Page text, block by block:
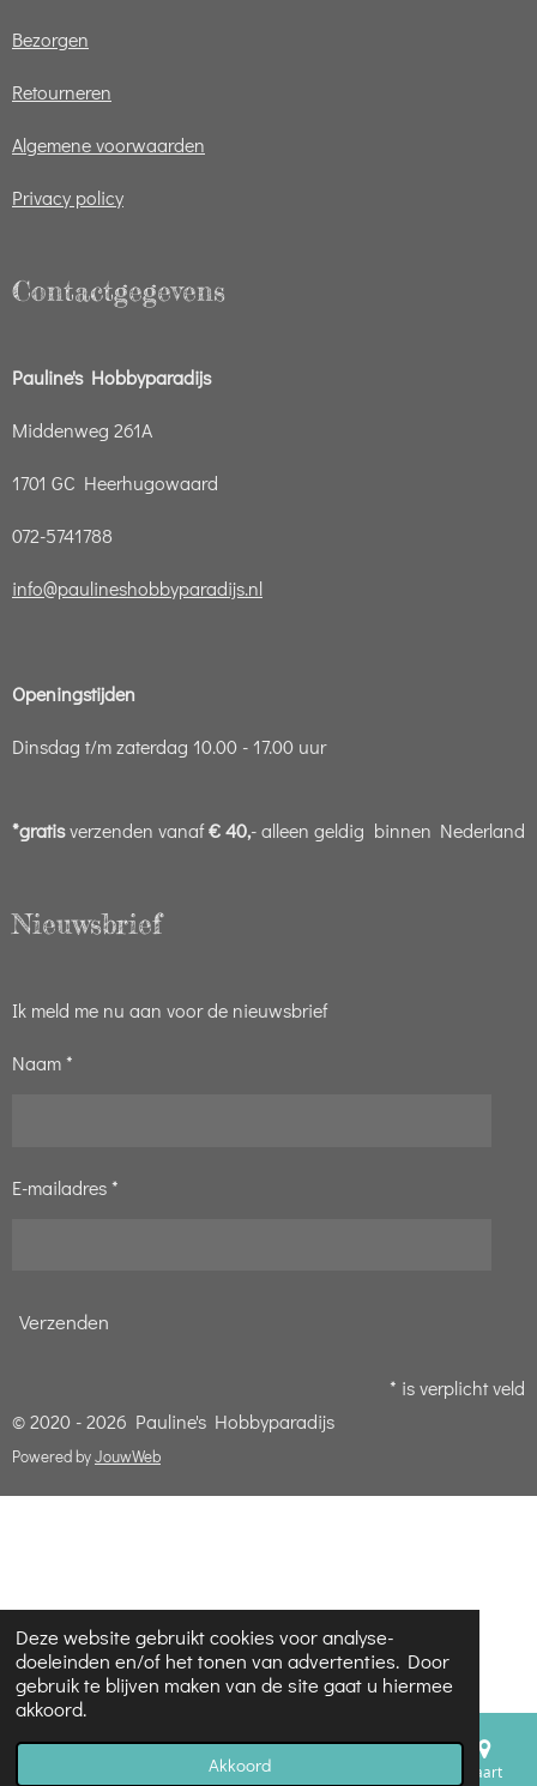
Deze website gebruikt cookies voor analyse-
doeleinden en/of het tonen van advertenties. Door
gebruik te blijven maken van de site gaat u hiermee
akkoord.
Akkoord
Bezorgen
Retourneren
Algemene voorwaarden
Privacy policy
Contactgegevens
Pauline's Hobbyparadijs
Middenweg 261A
1701 GC Heerhugowaard
072-5741788
info@paulineshobbyparadijs.nl
Openingstijden
Dinsdag t/m zaterdag 10.00 - 17.00 uur
*gratisverzenden vanaf€ 40,- alleen geldig binnen Nederland
Nieuwsbrief
Ik meld me nu aan voor de nieuwsbrief
Naam *
E-mailadres *
Verzenden
* is verplicht veld
© 2020 - 2026 Pauline's Hobbyparadijs
Powered byJouwWeb
Telefoonnummer Kaart